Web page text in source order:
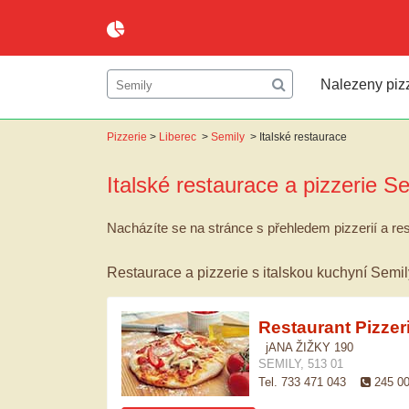
Nalezeny
Pizzerie > Liberec > Semily > Italské restaurace
Italské restaurace a pizzerie
Nacházíte se na stránce s přehledem pizzerií a
Restaurace a pizzerie s italskou kuchyní
Restaurant
jANA ŽIŽKY 190
SEMILY, 513 01
Tel. 733 471 043
245